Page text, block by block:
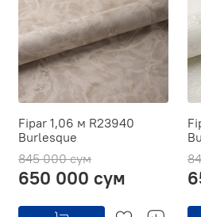
Fipar 1,06 м R23940
Burlesque
845 000 сум
650 000 сум